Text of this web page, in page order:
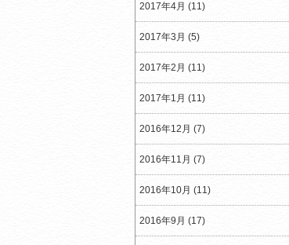
2017年4月 (11)
2017年3月 (5)
2017年2月 (11)
2017年1月 (11)
2016年12月 (7)
2016年11月 (7)
2016年10月 (11)
2016年9月 (17)